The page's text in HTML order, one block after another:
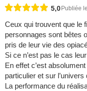
5,0 Publiée
Ceux qui trouvent que le
personnages sont bêtes
pris de leur vie des
Si ce n’est pas le cas
En effet c’est
particulier et sur
La performance du